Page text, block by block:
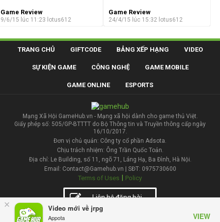
× Video mới về jrpg
Appota
VIEW
Game Review
9/6/15 lúc 11:23 lotus612
Game Review
24/4/15 lúc 15:32 lotus612
TRANG CHỦ GIFTCODE BẢNG XẾP HẠNG VIDEO
SỰ KIỆN GAME CÔNG NGHỆ GAME MOBILE
GAME ONLINE ESPORTS
Mạng Xã Hội GameHub.vn - Mạng xã hội dành cho game thủ Việt.
Giấy phép số: 505/GP-BTTTT do Bộ Thông tin và Truyền thông cấp ngày
16/10/2017.
Đơn vị chủ quản: Công ty cổ phần Adsota.
Chịu trách nhiệm: Ông Trần Quốc Toản.
Địa chỉ: Le Building, số 11, ngõ 71, Láng Hạ, Ba Đình, Hà Nội.
Email: Contact@Gamehub.vn | SĐT: 0975730600
Terms of Uses | Policy
Liên hệ đăng bài